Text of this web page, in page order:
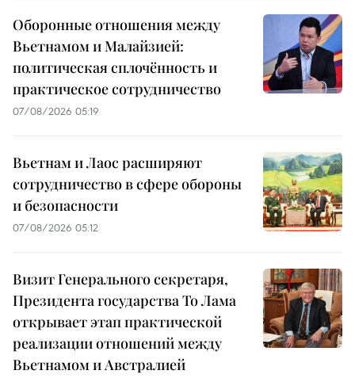
Оборонные отношения между
Вьетнамом и Малайзией:
политическая сплочённость и
практическое сотрудничество
07/08/2026 05:19
Вьетнам и Лаос расширяют
сотрудничество в сфере обороны
и безопасности
07/08/2026 05:12
Визит Генерального секретаря,
Президента государства То Лама
открывает этап практической
реализации отношений между
Вьетнамом и Австралией